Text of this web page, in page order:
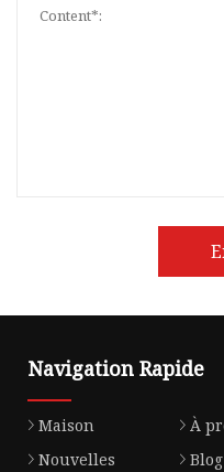
Navigation Rapide
Maison À
Nouvelles
Blog